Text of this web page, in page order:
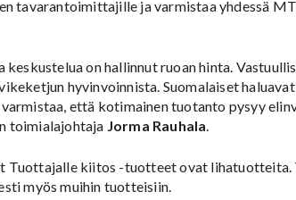
tavarantoimittajille ja varmistaa yhdessä
keskustelua on hallinnut ruoan hinta.
hyvinvoinnista. Suomalaiset
että kotimainen tuotanto pysyy
toimialajohtaja Jorma Rauhala
Tuottajalle kiitos -tuotteet ovat lihatuotteita.
myös muihin tuotteisiin.